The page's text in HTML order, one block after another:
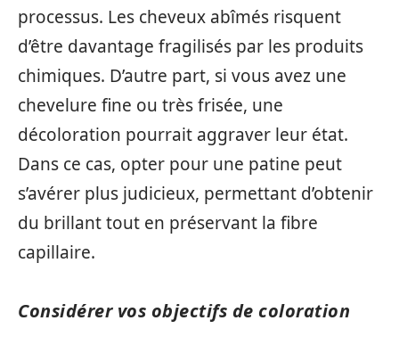
processus. Les cheveux abîmés risquent
d’être davantage fragilisés par les produits
chimiques. D’autre part, si vous avez une
chevelure fine ou très frisée, une
décoloration pourrait aggraver leur état.
Dans ce cas, opter pour une patine peut
s’avérer plus judicieux, permettant d’obtenir
du brillant tout en préservant la fibre
capillaire.
Considérer vos objectifs de coloration